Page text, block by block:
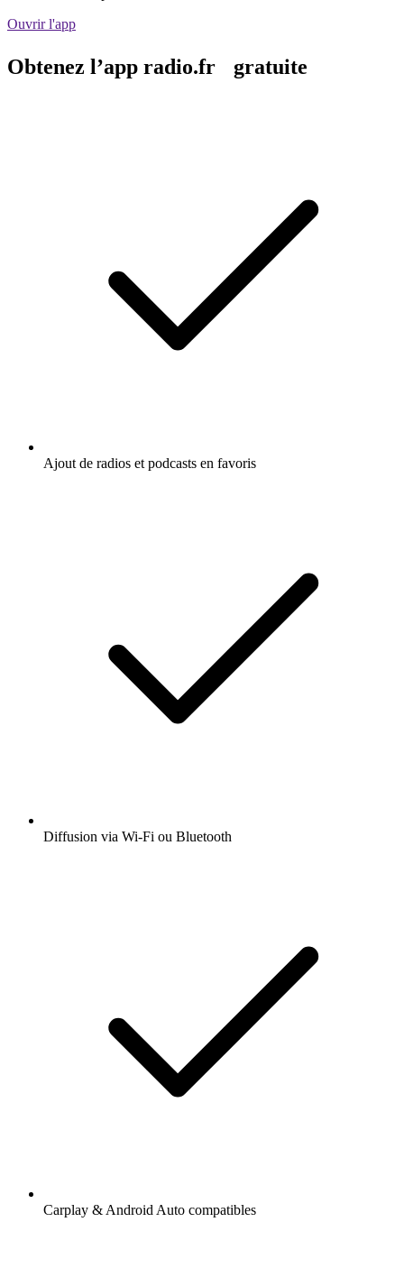
Ouvrir l'app
Obtenez l’app radio.fr gratuite
Ajout de radios et podcasts en favoris
Diffusion via Wi-Fi ou Bluetooth
Carplay & Android Auto compatibles